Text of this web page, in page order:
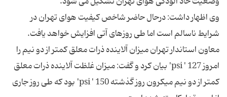
وی اظهار داشت: درحال حاضر شاخص كیفیت هوای تهران در
معاون استاندار تهران میزان آلاینده ذرات معلق كمتر از دو نیم را
امروز 127 ' psi' بیان كرد و گفت: میزان غلظت آلاینده ذرات معلق
كمتر از دو نیم میكرون روز گذشته 150 ' psi' بود كه طی روز جاری